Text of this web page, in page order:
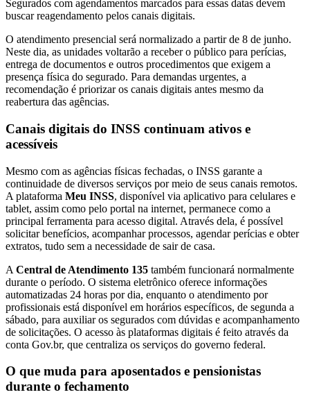
Segurados com agendamentos marcados para essas datas devem
buscar reagendamento pelos canais digitais.
O atendimento presencial será normalizado a partir de 8 de junho.
Neste dia, as unidades voltarão a receber o público para perícias,
entrega de documentos e outros procedimentos que exigem a
presença física do segurado. Para demandas urgentes, a
recomendação é priorizar os canais digitais antes mesmo da
reabertura das agências.
Canais digitais do INSS continuam ativos e
acessíveis
Mesmo com as agências físicas fechadas, o INSS garante a
continuidade de diversos serviços por meio de seus canais remotos.
A plataforma Meu INSS, disponível via aplicativo para celulares e
tablet, assim como pelo portal na internet, permanece como a
principal ferramenta para acesso digital. Através dela, é possível
solicitar benefícios, acompanhar processos, agendar perícias e obter
extratos, tudo sem a necessidade de sair de casa.
A Central de Atendimento 135 também funcionará normalmente
durante o período. O sistema eletrônico oferece informações
automatizadas 24 horas por dia, enquanto o atendimento por
profissionais está disponível em horários específicos, de segunda a
sábado, para auxiliar os segurados com dúvidas e acompanhamento
de solicitações. O acesso às plataformas digitais é feito através da
conta Gov.br, que centraliza os serviços do governo federal.
O que muda para aposentados e pensionistas
durante o fechamento